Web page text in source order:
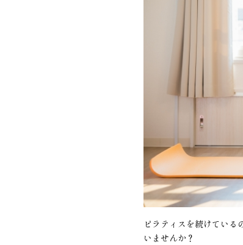
ピラティスを続けている
いませんか？